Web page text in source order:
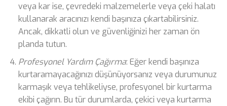
veya kar ise, çevredeki malzemelerle veya çeki halatı
kullanarak aracınızı kendi başınıza çıkartabilirsiniz.
Ancak, dikkatli olun ve güvenliğinizi her zaman ön
planda tutun.
Profesyonel Yardım Çağırma: Eğer kendi başınıza
kurtaramayacağınızı düşünüyorsanız veya durumunuz
karmaşık veya tehlikeliyse, profesyonel bir kurtarma
ekibi çağırın. Bu tür durumlarda, çekici veya kurtarma